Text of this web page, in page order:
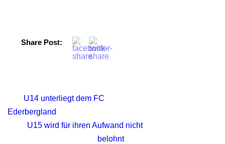
Share Post:
U14 unterliegt dem FC
Ederbergland
U15 wird für ihren Aufwand nicht
belohnt